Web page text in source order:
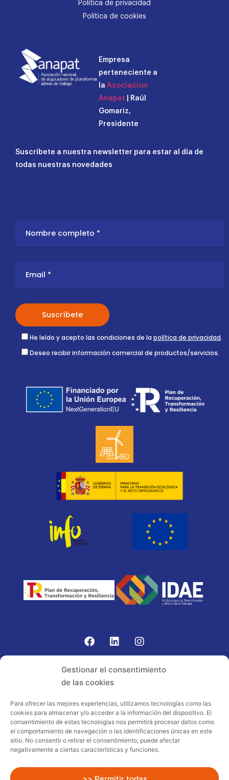
Gestionar el consentimiento
de las cookies
Para ofrecer las mejores experiencias, utilizamos tecnologías como las
cookies para almacenar y/o acceder a la información del dispositivo. El
consentimiento de estas tecnologías nos permitirá procesar datos como
el comportamiento de navegación o las identificaciones únicas en este
sitio. No consentir o retirar el consentimiento, puede afectar
negativamente a ciertas características y funciones.
Política de privacidad
Política de cookies
Empresa
perteneciente a
la Asociacion
Anapat | Raúl
Gomariz,
Presidente
Suscríbete a nuestra newsletter para estar al día de
todas nuestras novedades
He leído y acepto las condiciones de la política de privacidad.
Deseo recibir información comercial de productos/servicios.
Proyecto acogido al programa de
incentivos ligados al autoconsumo y
almacenamiento, con fuentes de energía
renovables, así como a la implantación
sector residencial en el marco del Plan